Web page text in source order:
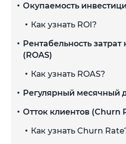
Окупаемость
Как узнать ROI?
Рентабельность
(ROAS)
Как узнать ROAS?
Регулярный месячный
Отток клиентов (Churn
Как узнать Churn